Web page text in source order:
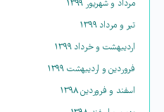
مرداد و شهریور ۱۳۹۹
تیر و مرداد ۱۳۹۹
اردیبهشت و خرداد ۱۳۹۹
فروردین و اردیبهشت ۱۳۹۹
اسفند و فروردین ۱۳۹۸